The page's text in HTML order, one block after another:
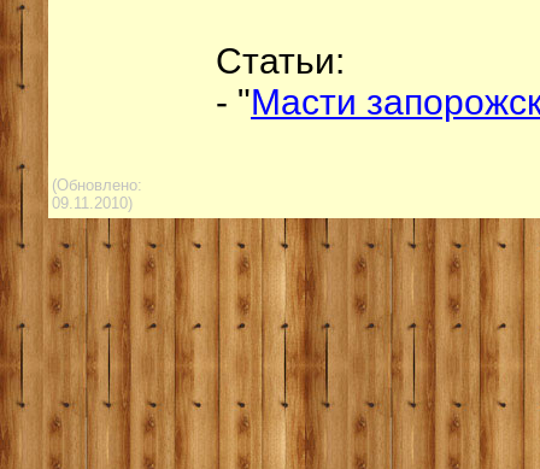
Статьи:
- "Масти
(Обновлено:
09.11.2010)